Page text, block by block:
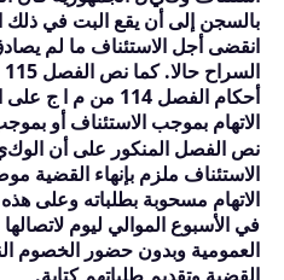
بالسجن إلى أن يقع البت في ذلك
انقضى أجل الاستئناف ما لم
السراح حالا. كما نص الفصل 115
أحكام الفصل 114 من م ا ج على
الاتهام بموجب الاستئناف أو
نص الفصل المنكور على أن الوك
الاستئناف ملزم بإنهاء القضية
الاتهام مسحوبة بطلباته وعلى
في الأسبوع الموالي ليوم
العمومية وبدون حضور الخصوم